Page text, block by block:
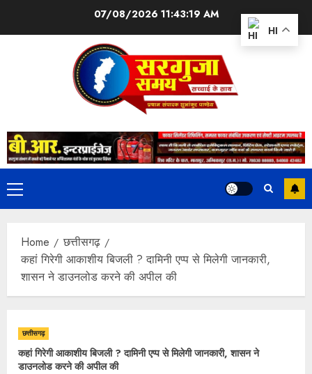
07/08/2026 11:43:19 AM
Home
छत्तीसगढ़
कहां गिरेगी आकाशीय बिजली ? दामिनी एप्प से मिलेगी जानकारी,
शासन ने डाउनलोड करने की अपील की
छत्तीसगढ़
कहां गिरेगी आकाशीय बिजली ? दामिनी एप्प से मिलेगी जानकारी, शासन ने
डाउनलोड करने की अपील की
HI